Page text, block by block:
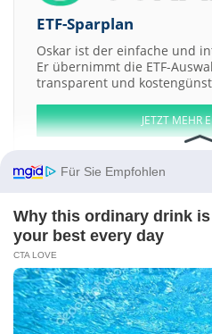
ETF-Sparplan
Oskar ist der einfache und
Er übernimmt die ETF-
transparent und
JETZT MEHR
Aktien ATX DAX EuroStoxx 50 Dow
Weitere
MEGAKRAN Nyrt. Registered Shs
SAU Registered Shs
Für Sie Empfohlen
Why this ordinary drink
your best every day
CTA LOVE